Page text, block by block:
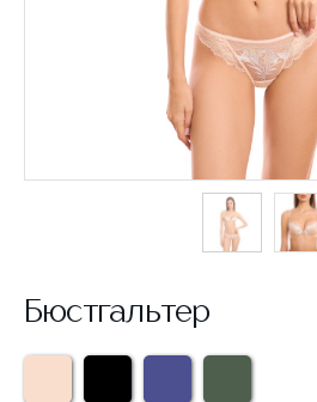
Бюстгальтер